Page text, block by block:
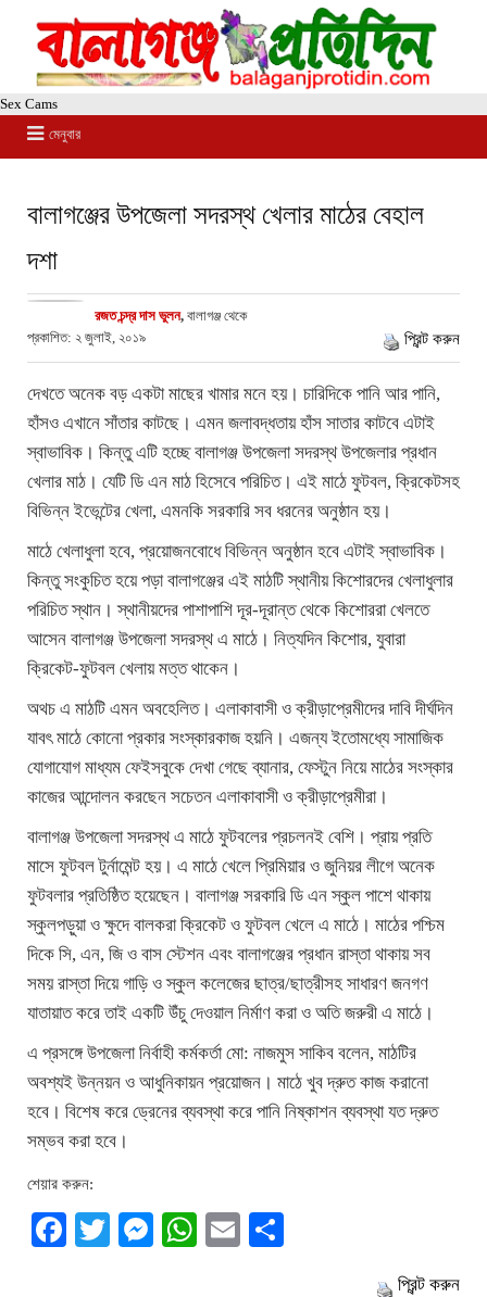
Sex Cams
মেনুবার
বালাগঞ্জের উপজেলা সদরস্থ খেলার মাঠের বেহাল
দশা
রজত চন্দ্র দাস ভুলন, বালাগঞ্জ থেকে
প্রকাশিত: ২ জুলাই, ২০১৯
প্রিন্ট করুন
দেখতে অনেক বড় একটা মাছের খামার মনে হয়। চারিদিকে পানি আর পানি,
হাঁসও এখানে সাঁতার কাটছে। এমন জলাবদ্ধতায় হাঁস সাতার কাটবে এটাই
স্বাভাবিক। কিন্তু এটি হচ্ছে বালাগঞ্জ উপজেলা সদরস্থ উপজেলার প্রধান
খেলার মাঠ। যেটি ডি এন মাঠ হিসেবে পরিচিত। এই মাঠে ফুটবল, ক্রিকেটসহ
বিভিন্ন ইভেন্টের খেলা, এমনকি সরকারি সব ধরনের অনুষ্ঠান হয়।
মাঠে খেলাধুলা হবে, প্রয়োজনবোধে বিভিন্ন অনুষ্ঠান হবে এটাই স্বাভাবিক।
কিন্তু সংকুচিত হয়ে পড়া বালাগঞ্জের এই মাঠটি স্থানীয় কিশোরদের খেলাধুলার
পরিচিত স্থান। স্থানীয়দের পাশাপাশি দূর-দূরান্ত থেকে কিশোররা খেলতে
আসেন বালাগঞ্জ উপজেলা সদরস্থ এ মাঠে। নিত্যদিন কিশোর, যুবারা
ক্রিকেট-ফুটবল খেলায় মত্ত থাকেন।
অথচ এ মাঠটি এমন অবহেলিত। এলাকাবাসী ও ক্রীড়াপ্রেমীদের দাবি দীর্ঘদিন
যাবৎ মাঠে কোনো প্রকার সংস্কারকাজ হয়নি। এজন্য ইতোমধ্যে সামাজিক
যোগাযোগ মাধ্যম ফেইসবুকে দেখা গেছে ব্যানার, ফেস্টুন নিয়ে মাঠের সংস্কার
কাজের আন্দোলন করছেন সচেতন এলাকাবাসী ও ক্রীড়াপ্রেমীরা।
বালাগঞ্জ উপজেলা সদরস্থ এ মাঠে ফুটবলের প্রচলনই বেশি। প্রায় প্রতি
মাসে ফুটবল টুর্নামেন্ট হয়। এ মাঠে খেলে প্রিমিয়ার ও জুনিয়র লীগে অনেক
ফুটবলার প্রতিষ্ঠিত হয়েছেন। বালাগঞ্জ সরকারি ডি এন স্কুল পাশে থাকায়
স্কুলপড়ুয়া ও ক্ষুদে বালকরা ক্রিকেট ও ফুটবল খেলে এ মাঠে। মাঠের পশ্চিম
দিকে সি, এন, জি ও বাস স্টেশন এবং বালাগঞ্জের প্রধান রাস্তা থাকায় সব
সময় রাস্তা দিয়ে গাড়ি ও স্কুল কলেজের ছাত্র/ছাত্রীসহ সাধারণ জনগণ
যাতায়াত করে তাই একটি উঁচু দেওয়াল নির্মাণ করা ও অতি জরুরী এ মাঠে।
এ প্রসঙ্গে উপজেলা নির্বাহী কর্মকর্তা মো: নাজমুস সাকিব বলেন, মাঠটির
অবশ্যই উন্নয়ন ও আধুনিকায়ন প্রয়োজন। মাঠে খুব দ্রুত কাজ করানো
হবে। বিশেষ করে ড্রেনের ব্যবস্থা করে পানি নিষ্কাশন ব্যবস্থা যত দ্রুত
সম্ভব করা হবে।
শেয়ার করুন:
Facebook
TwitterMessenger
WhatsApp
Email
প্রিন্ট করুন